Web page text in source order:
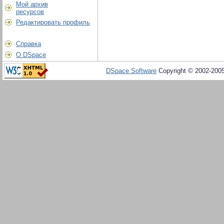
Мой архив
ресурсов
Редактировать профиль
Справка
О DSpace
DSpace Software Copyright © 2002-